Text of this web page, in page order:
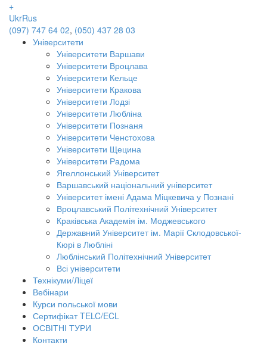
+
UkrRus
(097) 747 64 02, (050) 437 28 03
Університети
Університети Варшави
Університети Вроцлава
Університети Кельце
Університети Кракова
Університети Лодзі
Університети Любліна
Університети Познаня
Університети Ченстохова
Університети Щецина
Університети Радома
Ягеллонський Університет
Варшавський національний університет
Університет імені Адама Міцкевича у Познані
Вроцлавський Політехнічний Університет
Краківська Академія ім. Моджевського
Державний Університет ім. Марії Склодовської-
Кюрі в Любліні
Люблінський Політехнічний Університет
Всі університети
Технікуми/Ліцеї
Вебінари
Курси польської мови
Сертифікат TELC/ECL
ОСВІТНІ ТУРИ
Контакти